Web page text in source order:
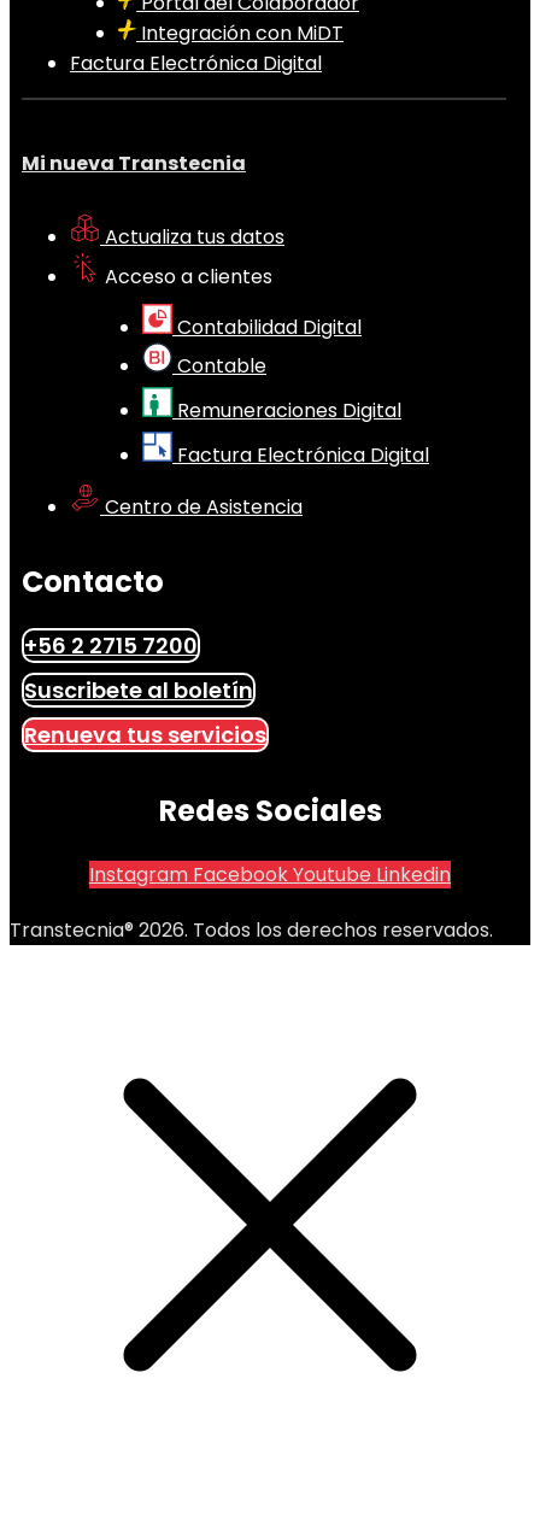
Integración con MiDT
Factura Electrónica Digital
Mi nueva Transtecnia
Actualiza tus datos
Acceso a clientes
Contabilidad Digital
Contable
Remuneraciones Digital
Factura Electrónica Digital
Centro de Asistencia
Contacto
+56 2 2715 7200
Suscribete al boletín
Renueva tus servicios
Redes Sociales
Instagram FacebookYoutube Linkedin
Transtecnia® 2026. Todos los derechos reservados.